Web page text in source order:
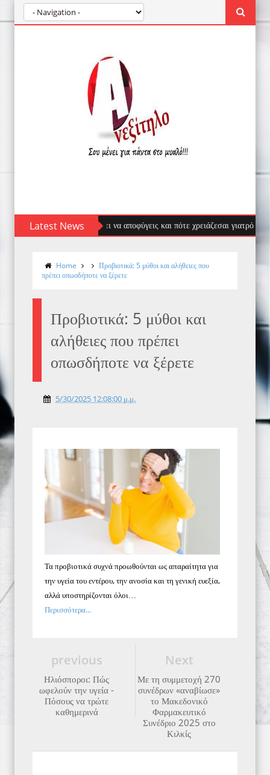
Latest News
πρώτες βοήθειες, τι να αποφύγεις και πότε χρειάζεσαι γιατρό
Home
Προβιοτικά: 5 μύθοι και αλήθειες που
πρέπει οπωσδήποτε να ξέρετε
Προβιοτικά: 5 μύθοι και
αλήθειες που πρέπει
οπωσδήποτε να ξέρετε
5/30/2025 12:08:00 μ.μ.
Τα προβιοτικά συχνά προωθούνται ως απαραίτητα για
την υγεία του εντέρου, την ανοσία και τη γενική ευεξία,
αλλά υποστηρίζονται όλοι…
Περισσότερα...
Next
Με τη συμμετοχή 270
συνέδρων «αναβίωσε»
το Μακεδονικό
Φαρμακευτικό
Συνέδριο 2025 στο
Κιλκίς
previous
Ηλιόσποροι: Πώς
ωφελούν την υγεία -
Πόσους να τρώτε
καθημερινά